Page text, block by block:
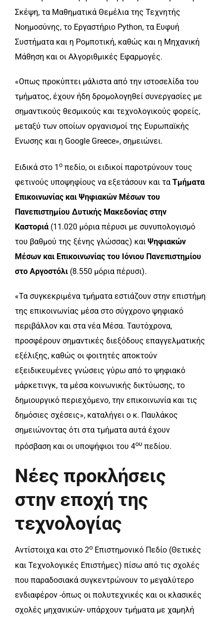
Σκέψη, τα Μαθηματικά Θεμέλια της Τεχνητής
Νοημοσύνης, το Εργαστήριο Python, τα Ευφυή
Συστήματα και η Ρομποτική, καθώς και η Μηχανική
Μάθηση και οι Αλγοριθμικές Εφαρμογές.
«Οπως προκύπτει μάλιστα από την ιστοσελίδα του
τμήματος, έχουν ήδη δρομολογηθεί συνεργασίες με
σημαντικούς θεσμικούς και τεχνολογικούς φορείς,
μεταξύ των οποίων οργανισμοί της Ευρωπαϊκής
Ενωσης και η Google Greece», σημειώνει.
Ειδικά στο 1 ο πεδίο, οι ειδικοί παροτρύνουν τους
φετινούς υποψηφίους να εξετάσουν και τα Τμήματα
Επικοινωνίας και Ψηφιακών Μέσων του
Πανεπιστημίου Δυτικής Μακεδονίας στην
Καστοριά (11.020 μόρια πέρυσι με συνυπολογισμό
του βαθμού της ξένης γλώσσας) και Ψηφιακών
Μέσων και Επικοινωνίας του Ιόνιου Πανεπιστημίου
στο Αργοστόλι (8.550 μόρια πέρυσι).
«Τα συγκεκριμένα τμήματα εστιάζουν στην επιστήμη
της επικοινωνίας μέσα στο σύγχρονο ψηφιακό
περιβάλλον και στα νέα Μέσα. Ταυτόχρονα,
προσφέρουν σημαντικές διεξόδους επαγγελματικής
εξέλιξης, καθώς οι φοιτητές αποκτούν
εξειδικευμένες γνώσεις γύρω από το ψηφιακό
μάρκετινγκ, τα μέσα κοινωνικής δικτύωσης, το
δημιουργικό περιεχόμενο, την επικοινωνία και τις
δημόσιες σχέσεις», καταλήγει ο κ. Παυλάκος
σημειώνοντας ότι στα τμήματα αυτά έχουν
πρόσβαση και οι υποψήφιοι του 4ου πεδίου.
Νέες προκλήσεις
στην εποχή της
τεχνολογίας
Αντίστοιχα και στο 2ο Επιστημονικό Πεδίο (Θετικές
και Τεχνολογικές Επιστήμες) πίσω από τις σχολές
που παραδοσιακά συγκεντρώνουν το μεγαλύτερο
ενδιαφέρον -όπως οι πολυτεχνικές και οι κλασικές
σχολές μηχανικών- υπάρχουν τμήματα με χαμηλή